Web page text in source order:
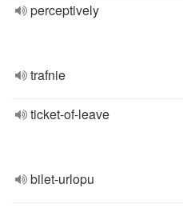
perceptively
trafnie
ticket-of-leave
bilet-urlopu